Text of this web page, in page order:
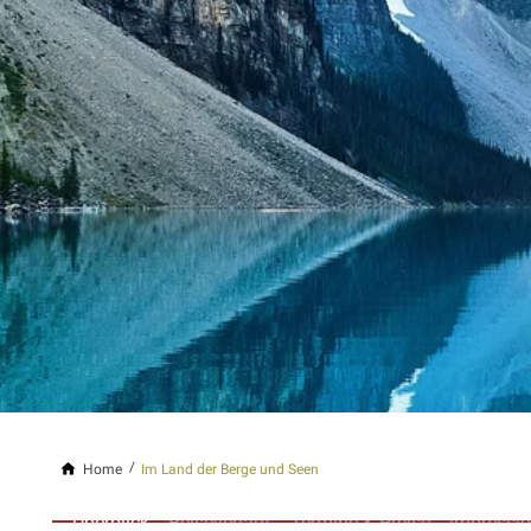
Home Im Land der Berge und Seen
Überblick Reiseverlauf Termine & Preise